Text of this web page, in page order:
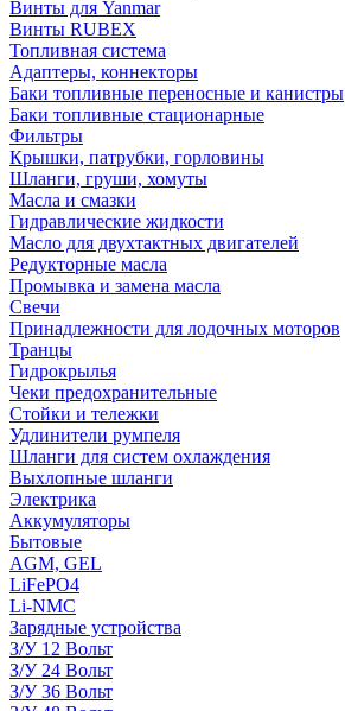
Винты для Yanmar
Винты RUBEX
Топливная система
Адаптеры, коннекторы
Баки топливные переносные и канистры
Баки топливные стационарные
Фильтры
Крышки, патрубки, горловины
Шланги, груши, хомуты
Масла и смазки
Гидравлические жидкости
Масло для двухтактных двигателей
Редукторные масла
Промывка и замена масла
Свечи
Принадлежности для лодочных моторов
Транцы
Гидрокрылья
Чеки предохранительные
Стойки и тележки
Удлинители румпеля
Шланги для систем охлаждения
Выхлопные шланги
Электрика
Аккумуляторы
Бытовые
AGM, GEL
LiFePO4
Li-NMC
Зарядные устройства
З/У 12 Вольт
З/У 24 Вольт
З/У 36 Вольт